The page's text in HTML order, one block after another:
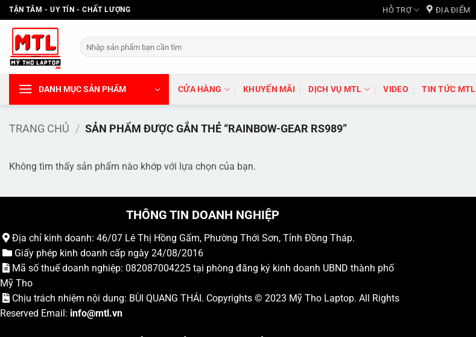
Bỏ
qua
dung
TẬN TÂM - UY TÍN - CHẤT LƯỢNG HỖ TRỢ ĐỊA ĐIỂM
Tìm
kiếm:
DANH MỤC SẢN PHẨM CỬA HÀNG KHUYẾN MÃI DỊCH VỤ MTL VIDEO TIN TỨC MTL
TRANG CHỦ / SẢN PHẨM ĐƯỢC GẮN THẺ “RAINBOW-GEAR RS989”
Không tìm thấy sản phẩm nào khớp với lựa chọn của bạn.
THÔNG TIN DOANH NGHIỆP
Địa chỉ kinh doanh: 46/07 Lê Thị Hồng Gấm, Phường Thới Sơn, Tỉnh Đồng Tháp.
Giấy phép kinh doanh cấp ngày 24/08/2016
Mã số thuế doanh nghiệp: 082087004225 tại phòng đăng ký kinh doanh UBND thành phố
Mỹ Tho
Chịu trách nhiệm nội dung: BÙI QUANG THÁI. Copyrights © 2023 Mỹ Tho Laptop. All Rights
Reserved Email: info@mtl.vn